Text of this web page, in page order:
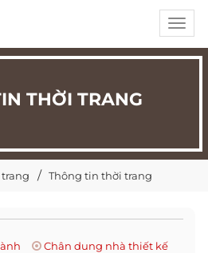
THỜI TRANG
Thông tin thời trang
Chân dung nhà thiết kế